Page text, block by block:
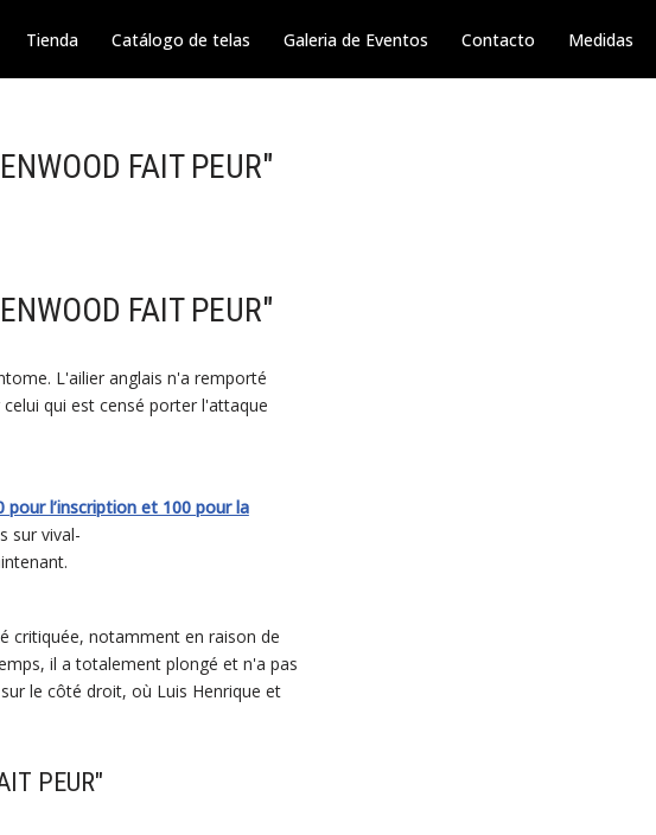
Tienda Catálogo de telas Galeria de Eventos Contacto Medidas
FAIT PEUR"
FAIT PEUR"
L'ailier anglais n'a remporté
qui est censé porter l'attaque
l’inscription et 100 pour la
sur vival-
critiquée, notamment en raison de
il a totalement plongé et n'a pas
le côté droit, où Luis Henrique et
PEUR"